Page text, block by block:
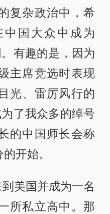
复杂政治中，希
国大众中成为
有趣的是，因为
主席竞选时表现
光、雷厉风行的
了我众多的绰号
的中国师长会称
开始。
美国并成为一名
所私立高中。那